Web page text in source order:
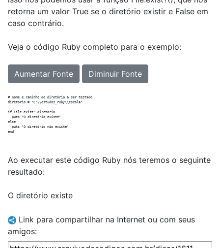
retorna um valor True se o diretório existir e False em
caso contrário.
Veja o código Ruby completo para o exemplo:
Aumentar Fonte Diminuir Fonte
# nome e caminho do diretório a ser testado
diretorio = "C:\\estudos_ruby\\escola"
if File.exist? diretorio
  puts "O diretório existe"
else
  puts "O diretório não existe"
Ao executar este código Ruby nós teremos o seguinte
resultado:
O diretório existe
Link para compartilhar na Internet ou com seus
amigos: